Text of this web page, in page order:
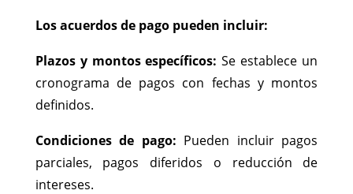
Los acuerdos de pago pueden incluir:
Plazos y montos específicos: Se establece un
cronograma de pagos con fechas y montos
definidos.
Condiciones de pago: Pueden incluir pagos
parciales, pagos diferidos o reducción de
intereses.